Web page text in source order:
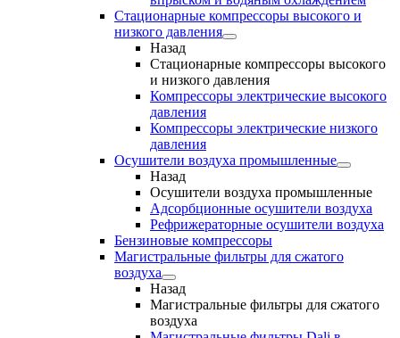
Стационарные компрессоры высокого и
низкого давления
Назад
Стационарные компрессоры высокого
и низкого давления
Компрессоры электрические высокого
давления
Компрессоры электрические низкого
давления
Осушители воздуха промышленные
Назад
Осушители воздуха промышленные
Адсорбционные осушители воздуха
Рефрижераторные осушители воздуха
Бензиновые компрессоры
Магистральные фильтры для сжатого
воздуха
Назад
Магистральные фильтры для сжатого
воздуха